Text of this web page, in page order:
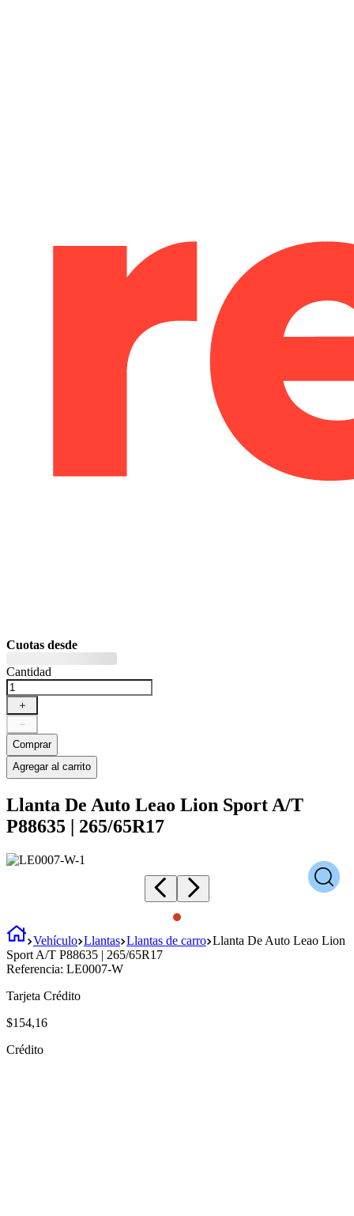
Cuotas desde
Cantidad
＋
－
Comprar
Agregar al carrito
Llanta De Auto Leao Lion Sport A/T
P88635 | 265/65R17
Vehículo Llantas Llantas de carro Llanta De Auto Leao Lion
Sport A/T P88635 | 265/65R17
Referencia: LE0007-W
Tarjeta Crédito
$154,16
Crédito